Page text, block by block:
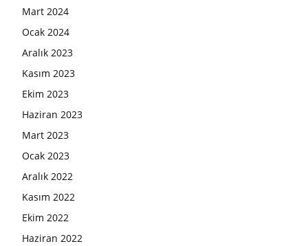
Mart 2024
Ocak 2024
Aralık 2023
Kasım 2023
Ekim 2023
Haziran 2023
Mart 2023
Ocak 2023
Aralık 2022
Kasım 2022
Ekim 2022
Haziran 2022